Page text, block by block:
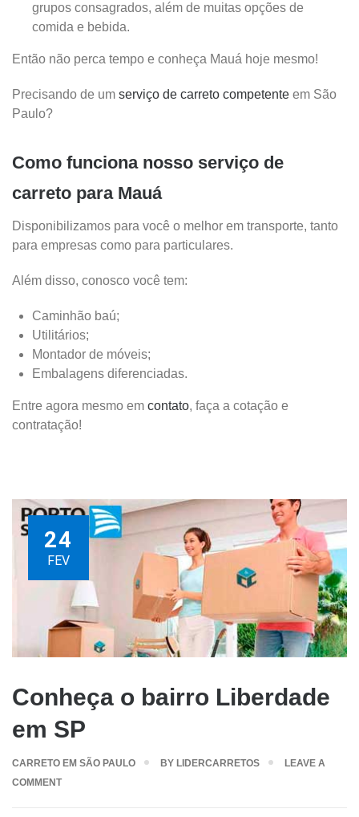
grupos consagrados, além de muitas opções de
comida e bebida.
Então não perca tempo e conheça Mauá hoje mesmo!
Precisando de um serviço de carreto competente em São
Paulo?
Como funciona nosso serviço de
carreto para Mauá
Disponibilizamos para você o melhor em transporte, tanto
para empresas como para particulares.
Além disso, conosco você tem:
Caminhão baú;
Utilitários;
Montador de móveis;
Embalagens diferenciadas.
Entre agora mesmo em contato, faça a cotação e
contratação!
24
FEV
Conheça o bairro Liberdade
em SP
CARRETO EM SÃO PAULO BY LIDERCARRETOS
LEAVE A
COMMENT